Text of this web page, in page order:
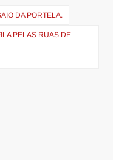
DA PORTELA.
PELAS RUAS DE